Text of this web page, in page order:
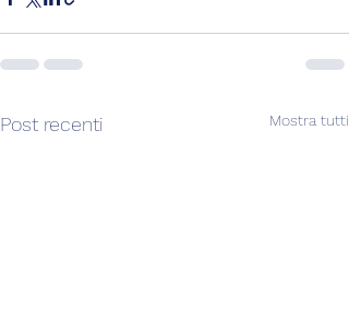
Post recenti Mostra tutti